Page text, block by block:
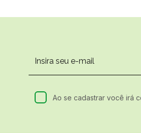
Ao se cadastrar você irá